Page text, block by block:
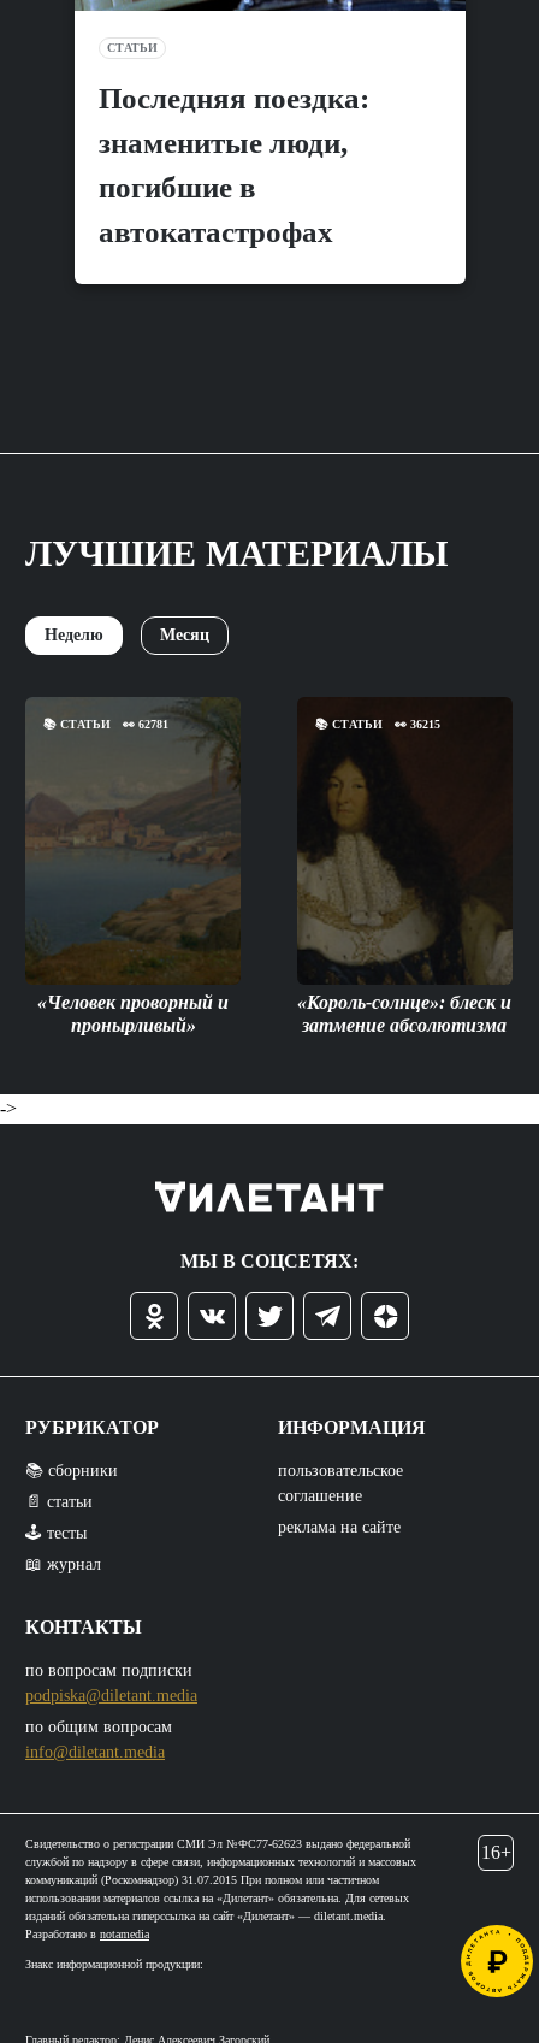
СТАТЬИ
Последняя поездка:
знаменитые люди,
погибшие в
автокатастрофах
ЛУЧШИЕ МАТЕРИАЛЫ
Неделю Месяц
📚 СТАТЬИ 👀 62781
«Человек проворный и
пронырливый»
📚СТАТЬИ 👀36215
«Король-солнце»: блеск и
затмение абсолютизма
->
МЫ В СОЦСЕТЯХ:
РУБРИКАТОР
📚 сборники
📄 статьи
🕹️ тесты
📖 журнал
КОНТАКТЫ
по вопросам подписки
podpiska@diletant.media
по общим вопросам
info@diletant.media
ИНФОРМАЦИЯ
пользовательское
соглашение
реклама на сайте
Свидетельство о регистрации СМИ Эл №ФС77-62623 выдано федеральной
службой по надзору в сфере связи, информационных технологий и массовых
коммуникаций (Роскомнадзор) 31.07.2015 При полном или частичном
использовании материалов ссылка на «Дилетант» обязательна. Для сетевых
изданий обязательна гиперссылка на сайт «Дилетант» — diletant.media.
Разработано в notamedia
Знакс информационной продукции:
Главный редактор: Денис Алексеевич Загорский
16+